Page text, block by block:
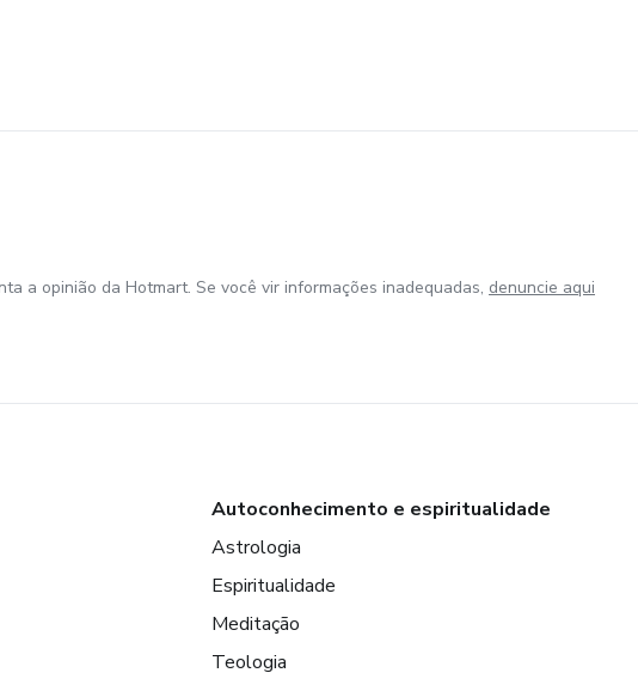
a opinião da Hotmart. Se você vir informações inadequadas, denuncie aqui
Autoconhecimento e espiritualidade
Astrologia
Espiritualidade
Meditação
Teologia